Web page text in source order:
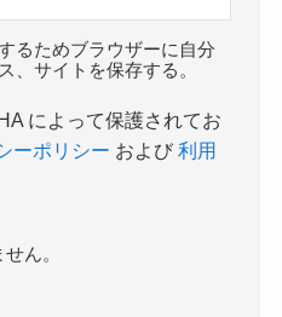
るためブラウザーに自分
、サイトを保存する。
によって保護されてお
ーポリシー および利用
ん。